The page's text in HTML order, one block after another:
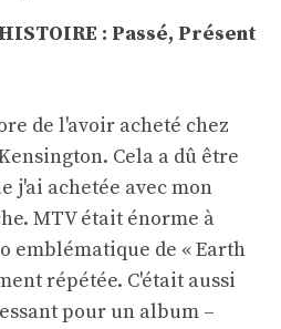
: Passé, Présent
de l'avoir acheté chez
Cela a dû être
j'ai achetée avec mon
MTV était énorme à
emblématique de « Earth
répétée. C'était aussi
pour un album –